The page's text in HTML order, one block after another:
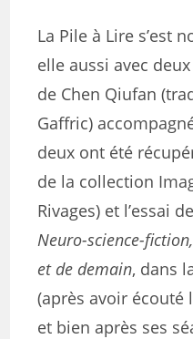
La Pile à Lire s’est
elle aussi avec
de Chen Qiufan
Gaffric)
deux ont été
de la collection
Rivages) et l’essai
Neuro-science-
et de demain, dans
(après avoir écouté
et bien après ses